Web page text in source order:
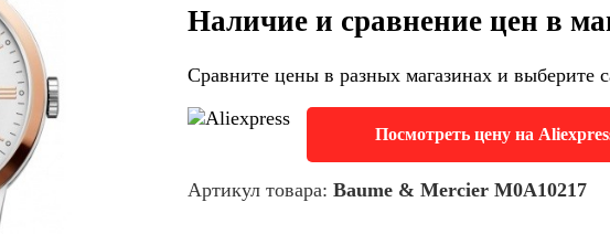
Наличие и сравнение цен в
Сравните цены в разных магазинах и выберите
Посмотреть цену на
Артикул товара: Baume & Mercier M0A10217